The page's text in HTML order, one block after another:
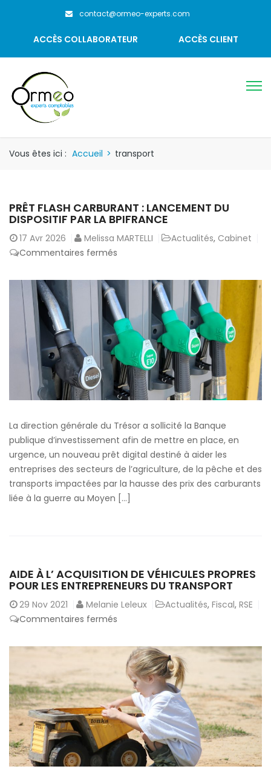
contact@ormeo-experts.com
ACCÈS COLLABORATEUR ACCÈS CLIENT
Vous êtes ici : Accueil > transport
PRÊT FLASH CARBURANT : LANCEMENT DU
DISPOSITIF PAR LA BPIFRANCE
17 Avr 2026 Melissa MARTELLI Actualités, Cabinet
Commentaires fermés
Flash
Carburant
:
Lancement
du
dispositif
par
la
BPifrance
La direction générale du Trésor a sollicité la Banque
publique d’investissement afin de mettre en place, en
urgence, un nouveau prêt digital destiné à aider les
entreprises des secteurs de l’agriculture, de la pêche et des
transports impactées par la hausse des prix des carburants
liée à la guerre au Moyen […]
AIDE À L’ ACQUISITION DE VÉHICULES PROPRES
POUR LES ENTREPRENEURS DU TRANSPORT
29 Nov 2021 Melanie Leleux Actualités, Fiscal, RSE
Commentaires fermés
à
acquisition
de
véhicules
propres
pour
les
entrepreneurs